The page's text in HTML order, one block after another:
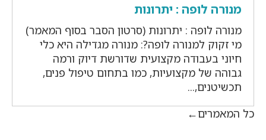
מנורה לופה : יתרונות
מנורה לופה : יתרונות (סרטון הסבר בסוף המאמר)
מי זקוק למנורה לופה?: מנורה מגדילה היא כלי
חיוני בעבודה מקצועית שדורשת דיוק ורמה
גבוהה של מקצועיות, כמו בתחום טיפול פנים,
תכשיטנים,...
כל המאמרים